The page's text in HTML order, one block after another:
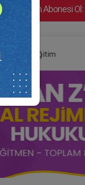
Video Eğitim Abonesi
Hukuk Eğitim